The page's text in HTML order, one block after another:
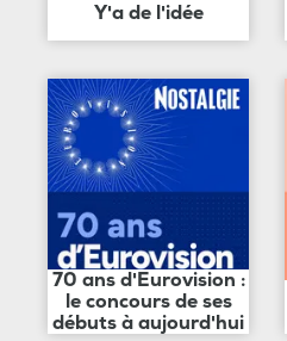
Y'a de l'idée
70 ans d'Eurovision :
le concours de ses
débuts à aujourd'hui